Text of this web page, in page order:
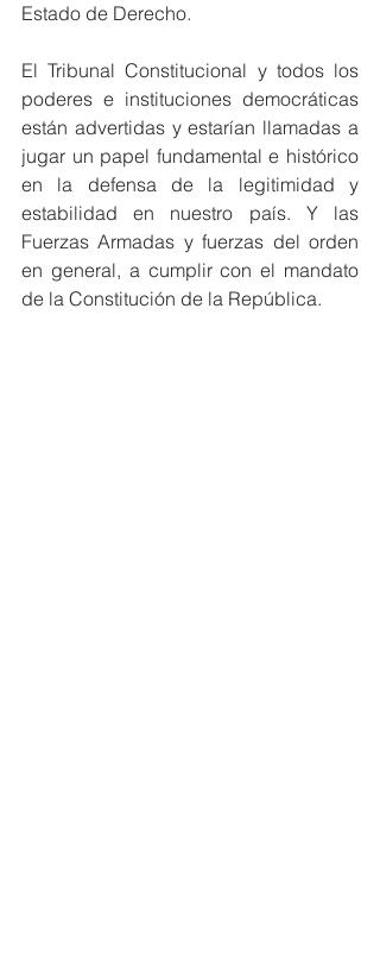
Estado de Derecho.
El Tribunal Constitucional y todos los
poderes e instituciones democráticas
están advertidas y estarían llamadas a
jugar un papel fundamental e histórico
en la defensa de la legitimidad y
estabilidad en nuestro país. Y las
Fuerzas Armadas y fuerzas del orden
en general, a cumplir con el mandato
de la Constitución de la República.